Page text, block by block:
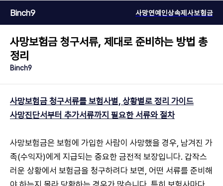
Binch9 사망연예인상속제사보험금
사망보험금 청구서류, 제대로 준비하는 방법 총
정리
Binch9
사망보험금 청구서류를 보험사별, 상황별로 정리 가이드
사망진단서부터 추가서류까지 필요한 서류와 절차
사망보험금은 보험에 가입한 사람이 사망했을 경우, 남겨진 가
족(수익자)에게 지급되는 중요한 금전적 보장입니다. 갑작스
러운 상황에서 보험금을 청구하려다 보면, 어떤 서류를 준비해